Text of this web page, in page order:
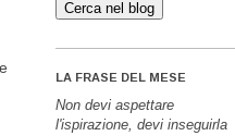
LA FRASE DEL MESE
Non devi aspettare
l'ispirazione, devi inseguirla